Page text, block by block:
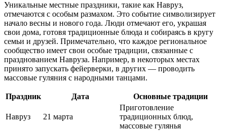
Уникальные местные праздники, такие как Навруз,
отмечаются с особым размахом. Это событие символизирует
начало весны и нового года. Люди отмечают его, украшая
свои дома, готовя традиционные блюда и собираясь в кругу
семьи и друзей. Примечательно, что каждое региональное
сообщество имеет свои особые традиции, связанные с
празднованием Навруза. Например, в некоторых местах
принято запускать фейерверки, в других — проводить
массовые гуляния с народными танцами.
Праздник Дата Основные традиции
Навруз 21 марта
Приготовление
традиционных блюд,
массовые гулянья